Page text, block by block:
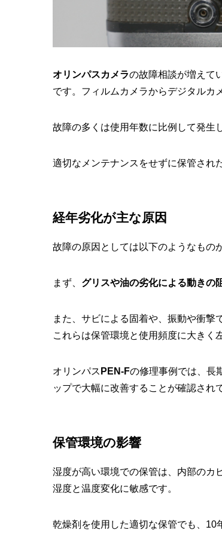
オリンパスカメラの故障相談が増えて
です。フィルムカメラからデジタルカ
故障の多くは使用年数に比例して発生
適切なメンテナンスをせずに保管され
経年劣化が主な原因
故障の原因としては以下のようなもの
まず、 グリスや油の劣化による動きの
また、サビによる固着や、振動や衝撃
これらは保管環境と使用頻度に大きく
オリンパス PEN-Fの修理事例では、長
ップで大幅に改善することが確認され
保管環境の影響
湿度が高い環境での保管は、内部のカ
湿度と温度変化に敏感です。
乾燥剤を使用した適切な保管でも、